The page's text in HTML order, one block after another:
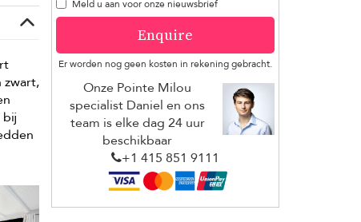
zwart,
Meld u aan voor onze nieuwsbrief
Enquire
Er worden nog geen kosten in rekening gebracht.
Onze Pointe Milou
specialist Daniel en ons
team is elke dag 24 uur
beschikbaar
+1 ​415 851 9111